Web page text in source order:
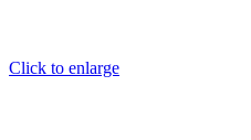
Click to enlarge